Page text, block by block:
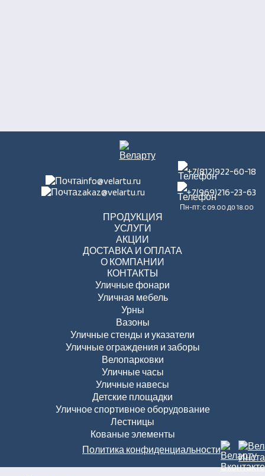
info@velartu.ru
zakaz@velartu.ru
+7(812)922-60-18
+7(969)216-23-63
Пн-пт: с 09.00 до 18.00
ПРОДУКЦИЯ
УСЛУГИ
АКЦИИ
ДОСТАВКА И ОПЛАТА
О КОМПАНИИ
КОНТАКТЫ
Уличные фонари
Уличная мебель
Урны
Вазоны
Уличные стенды и указатели
Уличные ограждения и заборы
Велопарковки
Уличные часы
Уличные навесы
Детские площадки
Уличное спортивное оборудование
Лестницы
Кованые элементы
Политика конфиденциальности